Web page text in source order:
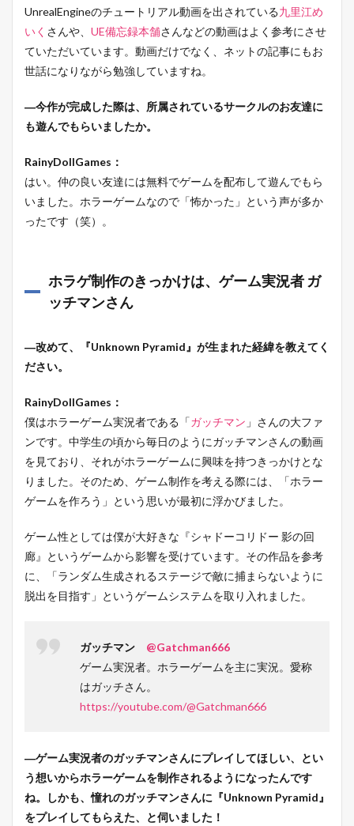
UnrealEngineのチュートリアル動画を出されている九里江め
いく さんや、 UE備忘録本舗さんなどの動画はよく参考にさせ
ていただいています。動画だけでなく、ネットの記事にもお
世話になりながら勉強していますね。
―今作が完成した際は、所属されているサークルのお友達に
も遊んでもらいましたか。
RainyDollGames：
はい。仲の良い友達には無料でゲームを配布して遊んでもら
いました。ホラーゲームなので「怖かった」という声が多か
ったです（笑）。
ホラゲ制作のきっかけは、ゲーム実況者 ガ
ッチマンさん
―改めて、『Unknown Pyramid』が生まれた経緯を教えてく
ださい。
RainyDollGames：
僕はホラーゲーム実況者である「ガッチマン 」さんの大ファ
ンです。中学生の頃から毎日のようにガッチマンさんの動画
を見ており、それがホラーゲームに興味を持つきっかけとな
りました。そのため、ゲーム制作を考える際には、「ホラー
ゲームを作ろう」という思いが最初に浮かびました。
ゲーム性としては僕が大好きな『シャドーコリドー 影の回
廊』というゲームから影響を受けています。その作品を参考
に、「ランダム生成されるステージで敵に捕まらないように
脱出を目指す」というゲームシステムを取り入れました。
ガッチマン @Gatchman666
ゲーム実況者。ホラーゲームを主に実況。愛称
はガッチさん。
https://youtube.com/@Gatchman666
―ゲーム実況者のガッチマンさんにプレイしてほしい、とい
う想いからホラーゲームを制作されるようになったんです
ね。しかも、憧れのガッチマンさんに『Unknown Pyramid』
をプレイしてもらえた、と伺いました！